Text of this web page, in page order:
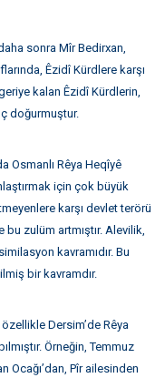
sonra Mîr Bedirxan,
Êzidî Kürdlere karşı
kalan Êzidî Kürdlerin,
doğurmuştur.
Osmanlı Rêya Heqîyê
için çok büyük
karşı devlet terörü
bu zulüm artmıştır. Alevilik,
kavramıdır. Bu
bir kavramdır.
Dersim’de Rêya
Örneğin, Temmuz
Ocağı’dan, Pîr ailesinden